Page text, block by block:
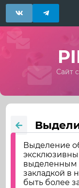
Сайт
Выделение
выделенным
закладкой в
быть более